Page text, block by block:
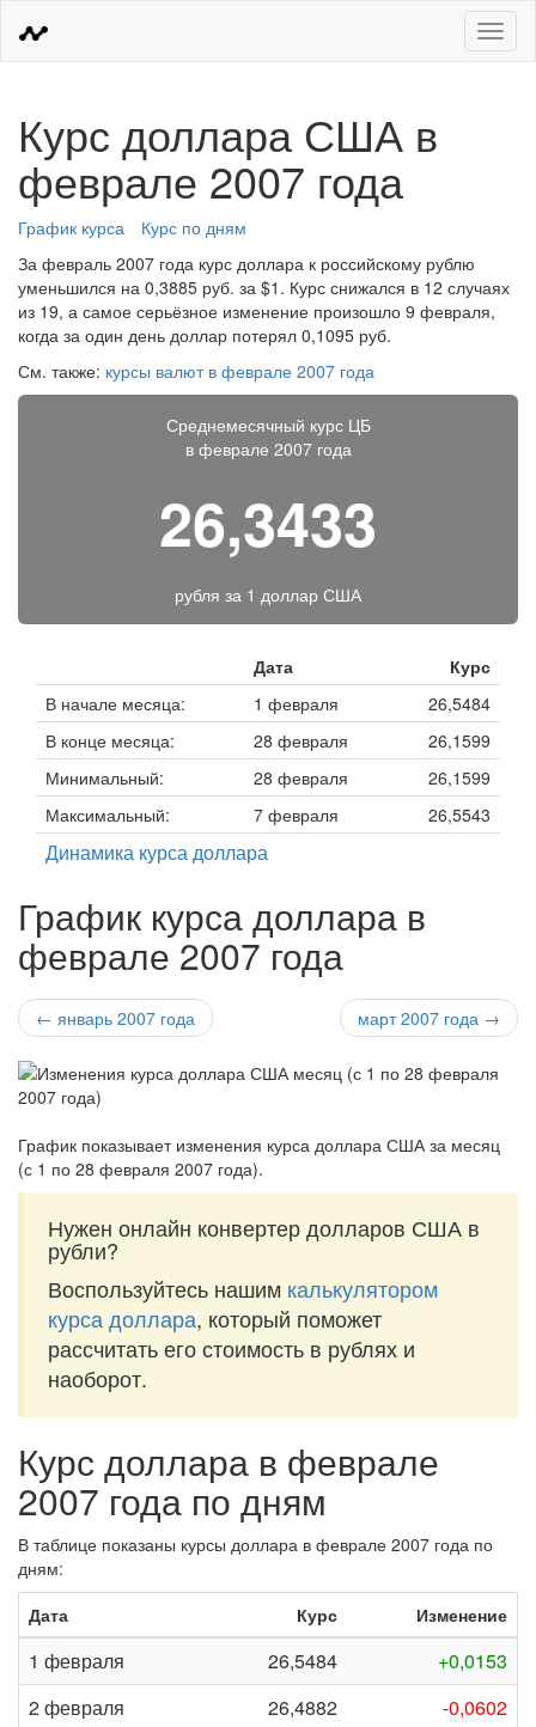
Меню
Курс доллара США в
феврале 2007 года
График курса
Курс по дням
За февраль 2007 года курс доллара к российскому рублю
уменьшился на 0,3885 руб. за $1. Курс снижался в 12 случаях
из 19, а самое серьёзное изменение произошло 9 февраля,
когда за один день доллар потерял 0,1095 руб.
См. также: курсы валют в феврале 2007 года
Среднемесячный курс ЦБ
в феврале 2007 года
26,3433
рубля за 1 доллар США
Дата
Курс
В начале месяца:
1 февраля
26,5484
В конце месяца:
28 февраля
26,1599
Минимальный:
28 февраля
26,1599
Максимальный:
7 февраля 26,5543
Динамика курса доллара
График курса доллара в
феврале 2007 года
← январь 2007 года март 2007 года →
График показывает изменения курса доллара США за месяц
(с 1 по 28 февраля 2007 года).
Нужен онлайн конвертер долларов США в
рубли?
Воспользуйтесь нашим калькулятором
курса доллара, который поможет
рассчитать его стоимость в рублях и
наоборот.
Курс доллара в феврале
2007 года по дням
В таблице показаны курсы доллара в феврале 2007 года по
дням:
Дата
Курс Изменение
1 февраля 26,5484
+0,0153
2 февраля
26,4882
-0,0602